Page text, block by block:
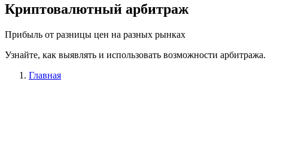
Криптовалютный арбитраж
Прибыль от разницы цен на разных рынках
Узнайте, как выявлять и использовать возможности арбитража.
Главная